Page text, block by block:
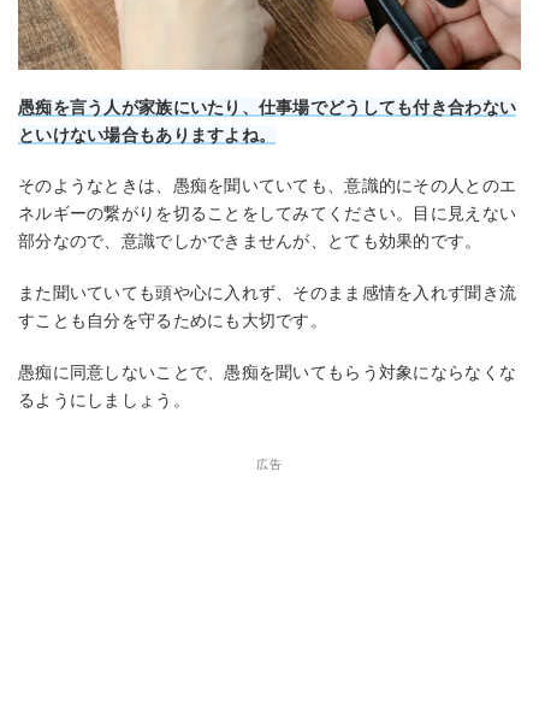
愚痴を言う人が家族にいたり、仕事場でどうしても付き合わない
といけない場合もありますよね。
そのようなときは、愚痴を聞いていても、意識的にその人とのエ
ネルギーの繋がりを切ることをしてみてください。目に見えない
部分なので、意識でしかできませんが、とても効果的です。
また聞いていても頭や心に入れず、そのまま感情を入れず聞き流
すことも自分を守るためにも大切です。
愚痴に同意しないことで、愚痴を聞いてもらう対象にならなくな
るようにしましょう。
広告